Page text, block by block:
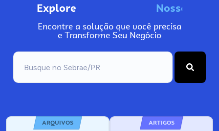
Explore Nosso
Encontre a solução que você precisa
e Transforme Seu Negócio
ARQUIVOS ARTIGOS